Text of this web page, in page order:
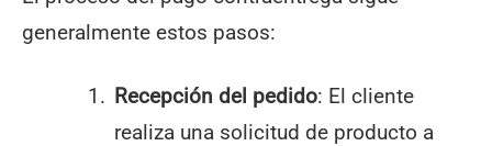
generalmente estos pasos:
Recepción del pedido: El cliente
realiza una solicitud de producto a